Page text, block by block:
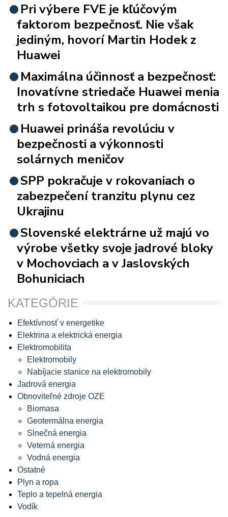
Pri výbere FVE je kľúčovým
faktorom bezpečnosť. Nie však
jediným, hovorí Martin Hodek z
Huawei
Maximálna účinnosť a bezpečnosť:
Inovatívne striedače Huawei menia
trh s fotovoltaikou pre domácnosti
Huawei prináša revolúciu v
bezpečnosti a výkonnosti
solárnych meničov
SPP pokračuje v rokovaniach o
zabezpečení tranzitu plynu cez
Ukrajinu
Slovenské elektrárne už majú vo
výrobe všetky svoje jadrové bloky
v Mochovciach a v Jaslovských
Bohuniciach
KATEGÓRIE
Efektívnosť v energetike
Elektrina a elektrická energia
Elektromobilita
Elektromobily
Nabíjacie stanice na elektromobily
Jadrová energia
Obnoviteľné zdroje OZE
Biomasa
Geotermálna energia
Slnečná energia
Veterná energia
Vodná energia
Ostatné
Plyn a ropa
Teplo a tepelná energia
Vodík